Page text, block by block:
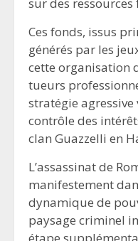
Ces fonds, issus
générés par les
cette organisation
tueurs
stratégie
contrôle des
clan Guazzelli en
L’assassinat de
manifestement
dynamique de
paysage criminel